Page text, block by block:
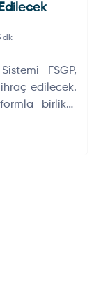
dk
FSGP,
ihraç edilecek.
birlikte
taşımış